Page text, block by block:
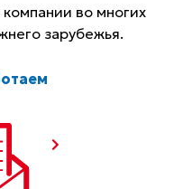
во многих
зарубежья.